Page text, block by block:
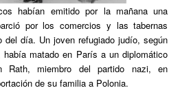
habían emitido por la mañana una
por los comercios y las tabernas
del día. Un joven refugiado judío, según
había matado en París a un diplomático
Rath, miembro del partido nazi, en
de su familia a Polonia.